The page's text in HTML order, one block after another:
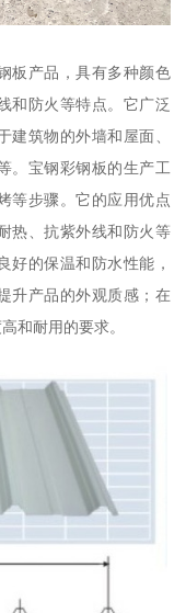
板产品，具有多种颜色
和防火等特点。它广泛
建筑物的外墙和屋面、
。宝钢彩钢板的生产工
等步骤。它的应用优点
热、抗紫外线和防火等
好的保温和防水性能，
升产品的外观质感；在
和耐用的要求。